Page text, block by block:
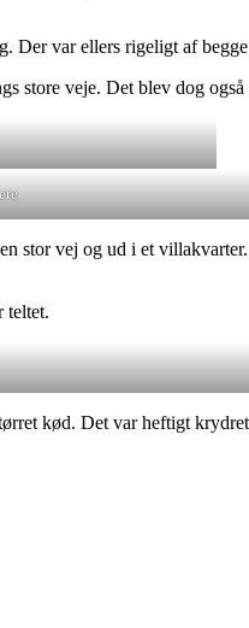
Der var ellers rigeligt af
store veje. Det blev dog
stor vej og ud i et
teltet.
kød. Det var heftigt